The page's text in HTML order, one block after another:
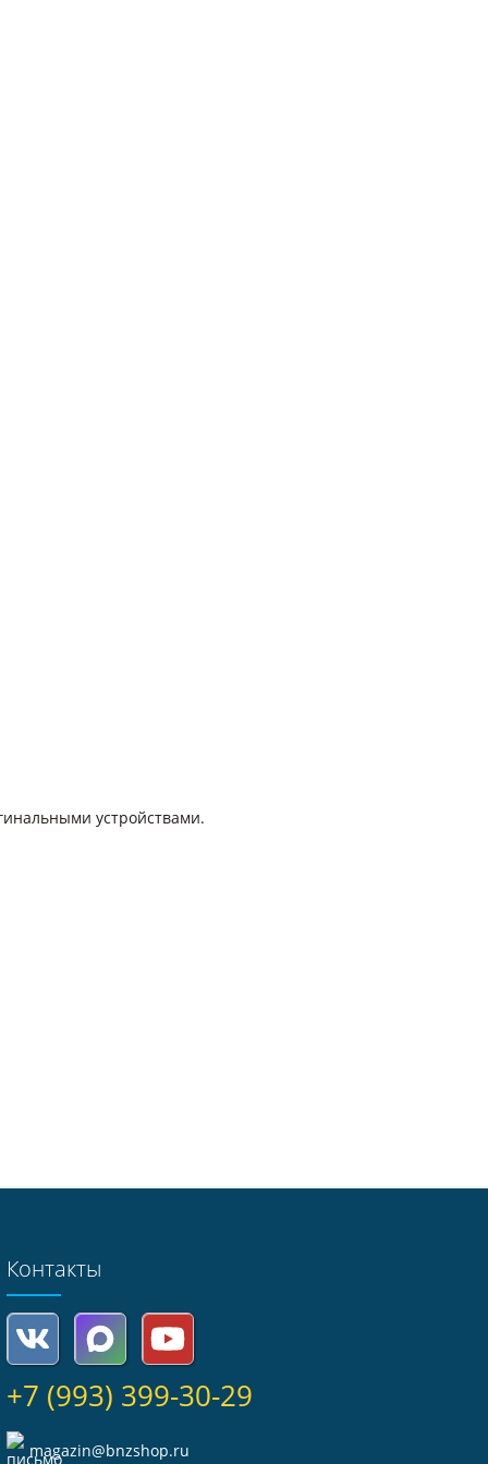
устройствами.
Контакты
+7 (993) 399-30-29
magazin@bnzshop.ru